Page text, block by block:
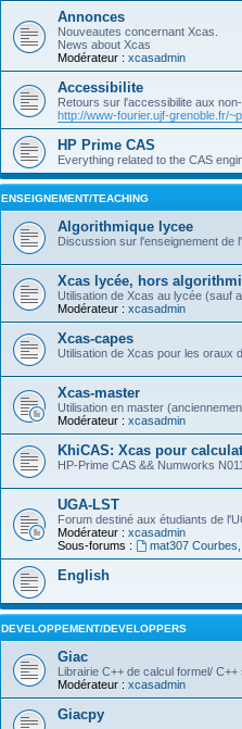
Annonces
Nouveautes concernant Xcas.
News about Xcas
Modérateur : xcasadmin
Accessibilite
Retours sur l'accessibilite aux
http://www-fourier.ujf-grenoble.fr/
HP Prime CAS
Everything related to the CAS
ENSEIGNEMENT/TEACHING
Algorithmique lycee
Discussion sur l'enseignement de
Xcas lycée, hors
Utilisation de Xcas au lycée (sauf
Modérateur : xcasadmin
Xcas-capes
Utilisation de Xcas pour les oraux
Xcas-master
Utilisation en master
Modérateur : xcasadmin
KhiCAS: Xcas pour
HP-Prime CAS && Numworks
UGA-LST
Forum destiné aux étudiants de
Modérateur : xcasadmin
Sous-forums :
mat307
English
DEVELOPPEMENT/DEVELOPPERS
Giac
Librairie C++ de calcul formel/
Modérateur : xcasadmin
Giacpy